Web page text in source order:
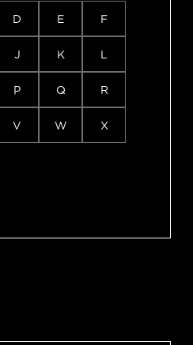
D E F
J K L
P Q R
V W X